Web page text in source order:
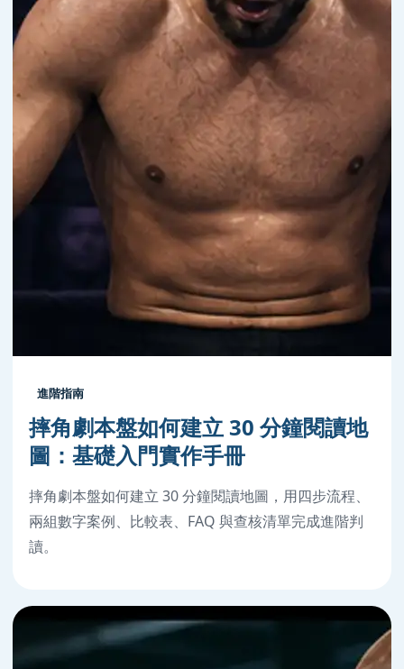
進階指南
摔角劇本盤如何建立 30 分鐘閱讀地
圖：基礎入門實作手冊
摔角劇本盤如何建立 30 分鐘閱讀地圖，用四步流程、
兩組數字案例、比較表、FAQ 與查核清單完成進階判
讀。